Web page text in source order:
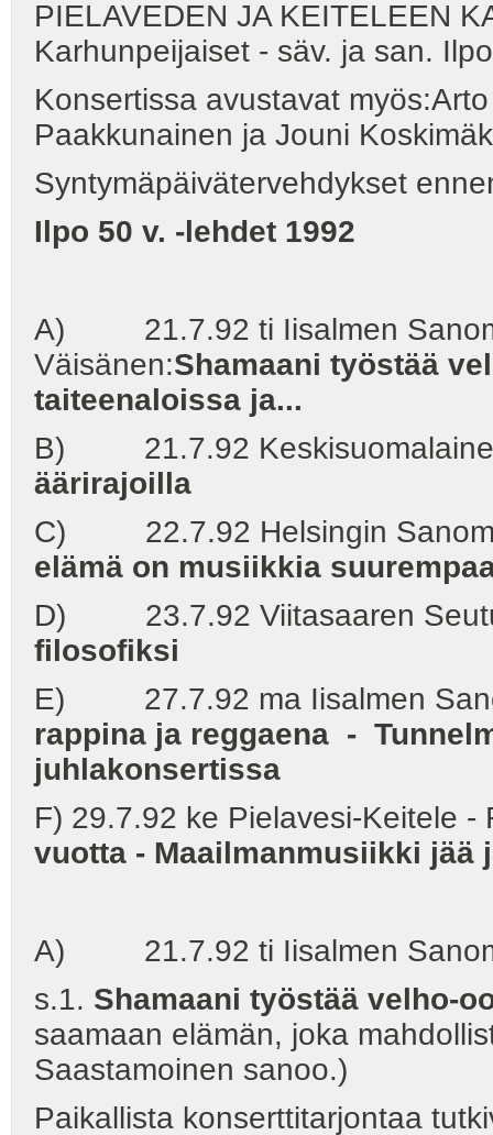
PIELAVEDEN JA KEITELEEN
Karhunpeijaiset - säv. ja san.
Konsertissa avustavat
Paakkunainen ja Jouni
Syntymäpäivätervehdykset
Ilpo 50 v. -lehdet 1992
A) 21.7.92 ti Iisalmen
Väisänen:Shamaani työstää
taiteenaloissa ja...
B) 21.7.92
äärirajoilla
C) 22.7.92 Helsingin
elämä on musiikkia
D) 23.7.92 Viitasaaren
filosofiksi
E) 27.7.92 ma Iisalmen
rappina ja reggaena -
juhlakonsertissa
F) 29.7.92 ke Pielavesi-Keitele -
vuotta - Maailmanmusiikki jää
A) 21.7.92 ti Iisalmen
s.1. Shamaani työstää velho-
saamaan elämän, joka
Saastamoinen sanoo.)
Paikallista konserttitarjontaa